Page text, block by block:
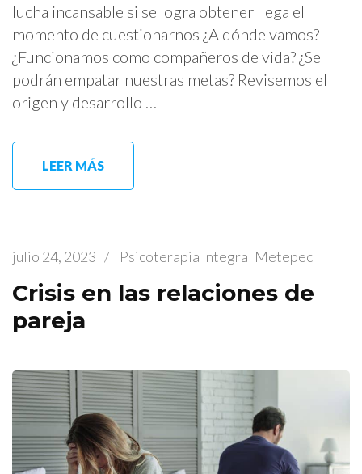
lucha incansable si se logra obtener llega el
momento de cuestionarnos ¿A dónde vamos?
¿Funcionamos como compañeros de vida? ¿Se
podrán empatar nuestras metas? Revisemos el
origen y desarrollo …
LEER MÁS
julio 24, 2023 / Psicoterapia Integral Metepec
Crisis en las relaciones de
pareja